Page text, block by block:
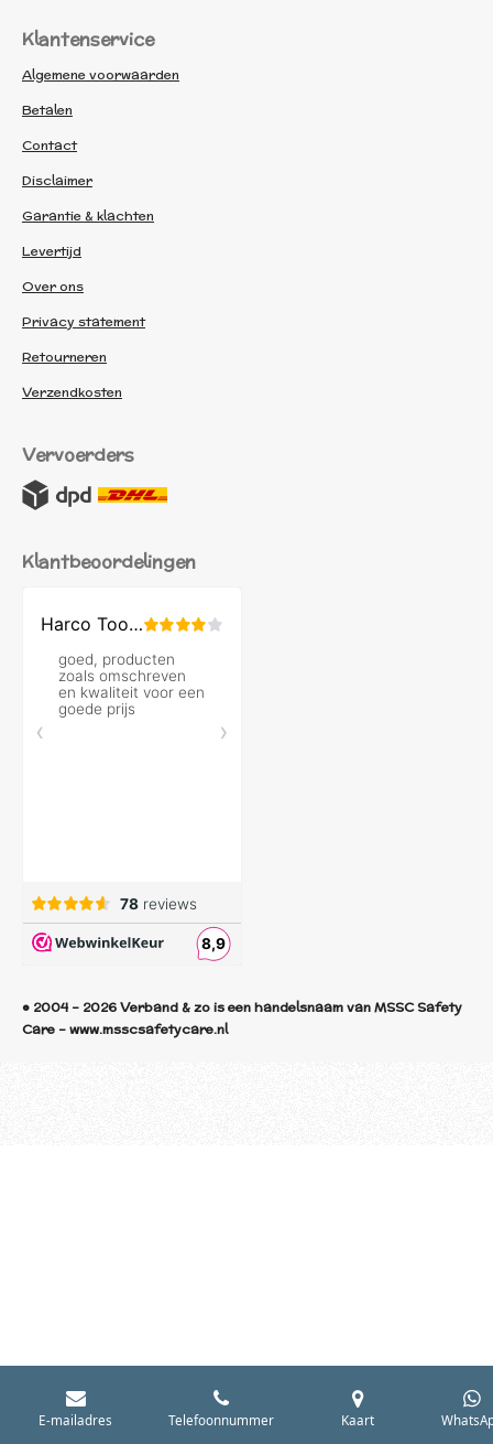
Klantenservice
Algemene voorwaarden
Betalen
Contact
Disclaimer
Garantie & klachten
Levertijd
Over ons
Privacy statement
Retourneren
Verzendkosten
Vervoerders
Klantbeoordelingen
© 2004 - 2026 Verband & zo is een handelsnaam van MSSC Safety
Care - www.msscsafetycare.nl
E-mailadres Telefoonnummer Kaart